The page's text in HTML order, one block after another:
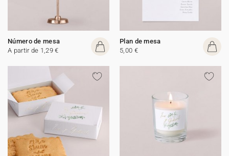
Número de mesa
A partir de 1,29 €
Plan de mesa
5,00 €